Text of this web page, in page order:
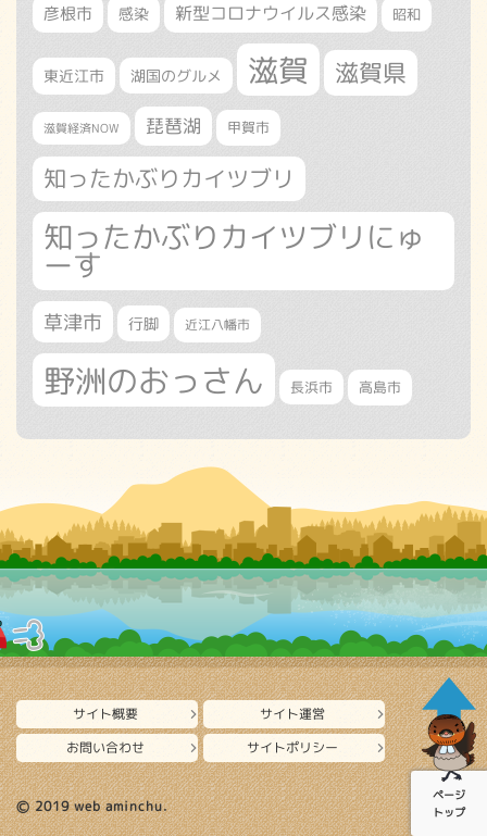
彦根市 感染 新型コロナウイルス感染 昭和
東近江市 湖国のグルメ 滋賀 滋賀県
滋賀経済NOW 琵琶湖 甲賀市
知ったかぶりカイツブリ
知ったかぶりカイツブリにゅ
ーす
草津市 行脚 近江八幡市
野洲のおっさん 長浜市 高島市
サイト概要
サイト運営
お問い合わせ
サイトポリシー
Ⓒ 2019 web aminchu.
ページ
トップ